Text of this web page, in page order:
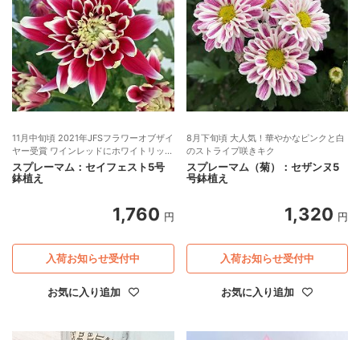
11月中旬頃 2021年JFSフラワーオブザイ
ヤー受賞 ワインレッドにホワイトリップ
の鮮やかな花
スプレーマム：セイフェスト5号
鉢植え
1,760 円
お気に入り追加
入荷お知らせ受付中
8月下旬頃 大人気！華やかなピンクと白
のストライプ咲きキク
スプレーマム（菊）：セザンヌ5
号鉢植え
1,320 円
お気に入り追加
入荷お知らせ受付中